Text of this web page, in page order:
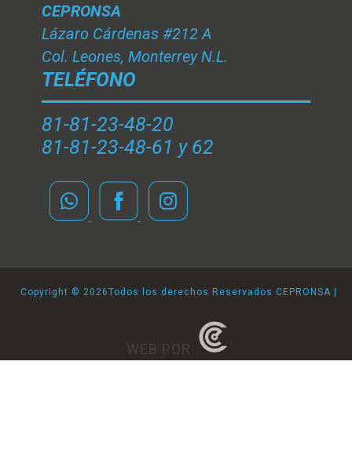
CEPRONSA
Lázaro Cárdenas #212 A
Col. Leones, Monterrey N.L.
TELÉFONO
81-81-23-48-20
81-81-23-48-61 y 62
Copyright © 2026Todos los derechos Reservados CEPRONSA |
WEB POR